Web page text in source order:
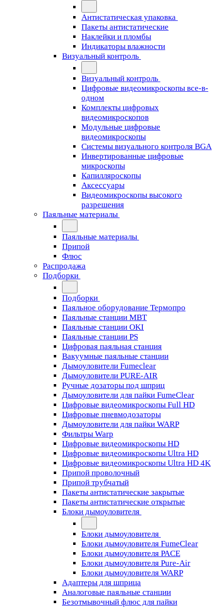
Антистатическая упаковка
Пакеты антистатические
Наклейки и пломбы
Индикаторы влажности
Визуальный контроль
Визуальный контроль
Цифровые видеомикроскопы все-в-
одном
Комплекты цифровых
видеомикроскопов
Модульные цифровые
видеомикроскопы
Cистемы визуального контроля BGA
Инвертированные цифровые
микроскопы
Капилляроскопы
Аксессуары
Видеомикроскопы высокого
разрешения
Паяльные материалы
Паяльные материалы
Припой
Флюс
Распродажа
Подборки
Подборки
Паяльное оборудование Термопро
Паяльные станции MBT
Паяльные станции OKI
Паяльные станции PS
Цифровая паяльная станция
Вакуумные паяльные станции
Дымоуловители Fumeclear
Дымоуловители PURE-AIR
Ручные дозаторы под шприц
Дымоуловители для пайки FumeClear
Цифровые видеомикроскопы Full HD
Цифровые пневмодозаторы
Дымоуловители для пайки WARP
Фильтры Warp
Цифровые видеомикроскопы HD
Цифровые видеомикроскопы Ultra HD
Цифровые видеомикроскопы Ultra HD 4K
Припой проволочный
Припой трубчатый
Пакеты антистатические закрытые
Пакеты антистатические открытые
Блоки дымоуловителя
Блоки дымоуловителя
Блоки дымоуловителя FumeClear
Блоки дымоуловителя PACE
Блоки дымоуловителя Pure-Air
Блоки дымоуловителя WARP
Адаптеры для шприца
Аналоговые паяльные станции
Безотмывочный флюс для пайки